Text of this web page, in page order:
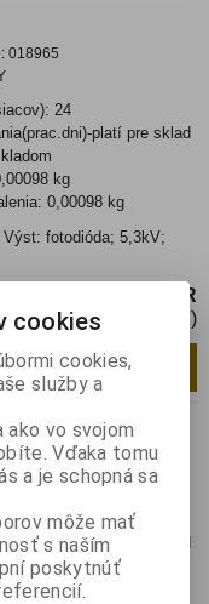
018965
24
platí pre sklad
kg
0,00098 kg
fotodióda; 5,3kV;
3,55 EUR
EUR (Cena bez DPH)
Pridať do košíka
0115148
24
platí pre sklad
kg
cookies
cookies,
služby a
ako vo svojom
Vďaka tomu
a je schopná sa
môže mať
s naším
poskytnúť